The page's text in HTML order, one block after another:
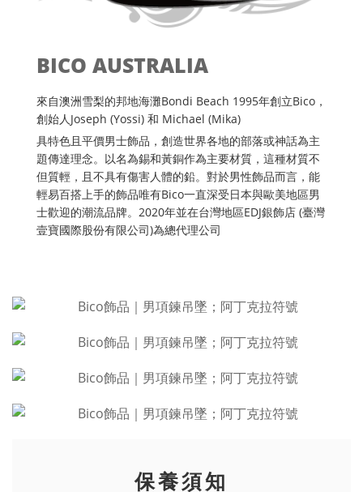
BICO AUSTRALIA
來自澳洲雪梨的邦地海灘Bondi Beach 1995年創立Bico，
創始人Joseph (Yossi) 和 Michael (Mika)
具特色且平價男士飾品，創造世界各地的部落或神話為主
題傳達理念。以名為錫和黃銅作為主要材質，這種材質不
但質輕，且不具有傷害人體的鉛。對於男性飾品而言，能
輕易百搭上手的飾品唯有Bico一直深受日本與歐美地區男
士歡迎的潮流品牌。2020年並在台灣地區EDJ銀飾店 (臺灣
壹寶國際股份有限公司)為總代理公司
保養須知